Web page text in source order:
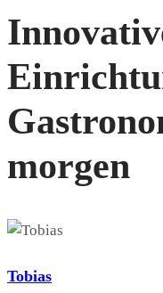
morgen
Tobias